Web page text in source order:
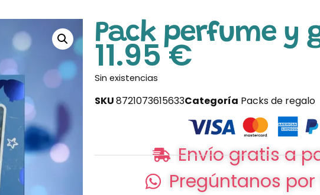
Pack perfume y
11.95€
Sin existencias
SKU8721073615633Categoría Packs de regalo
Envío gratis a
Pregúntanos